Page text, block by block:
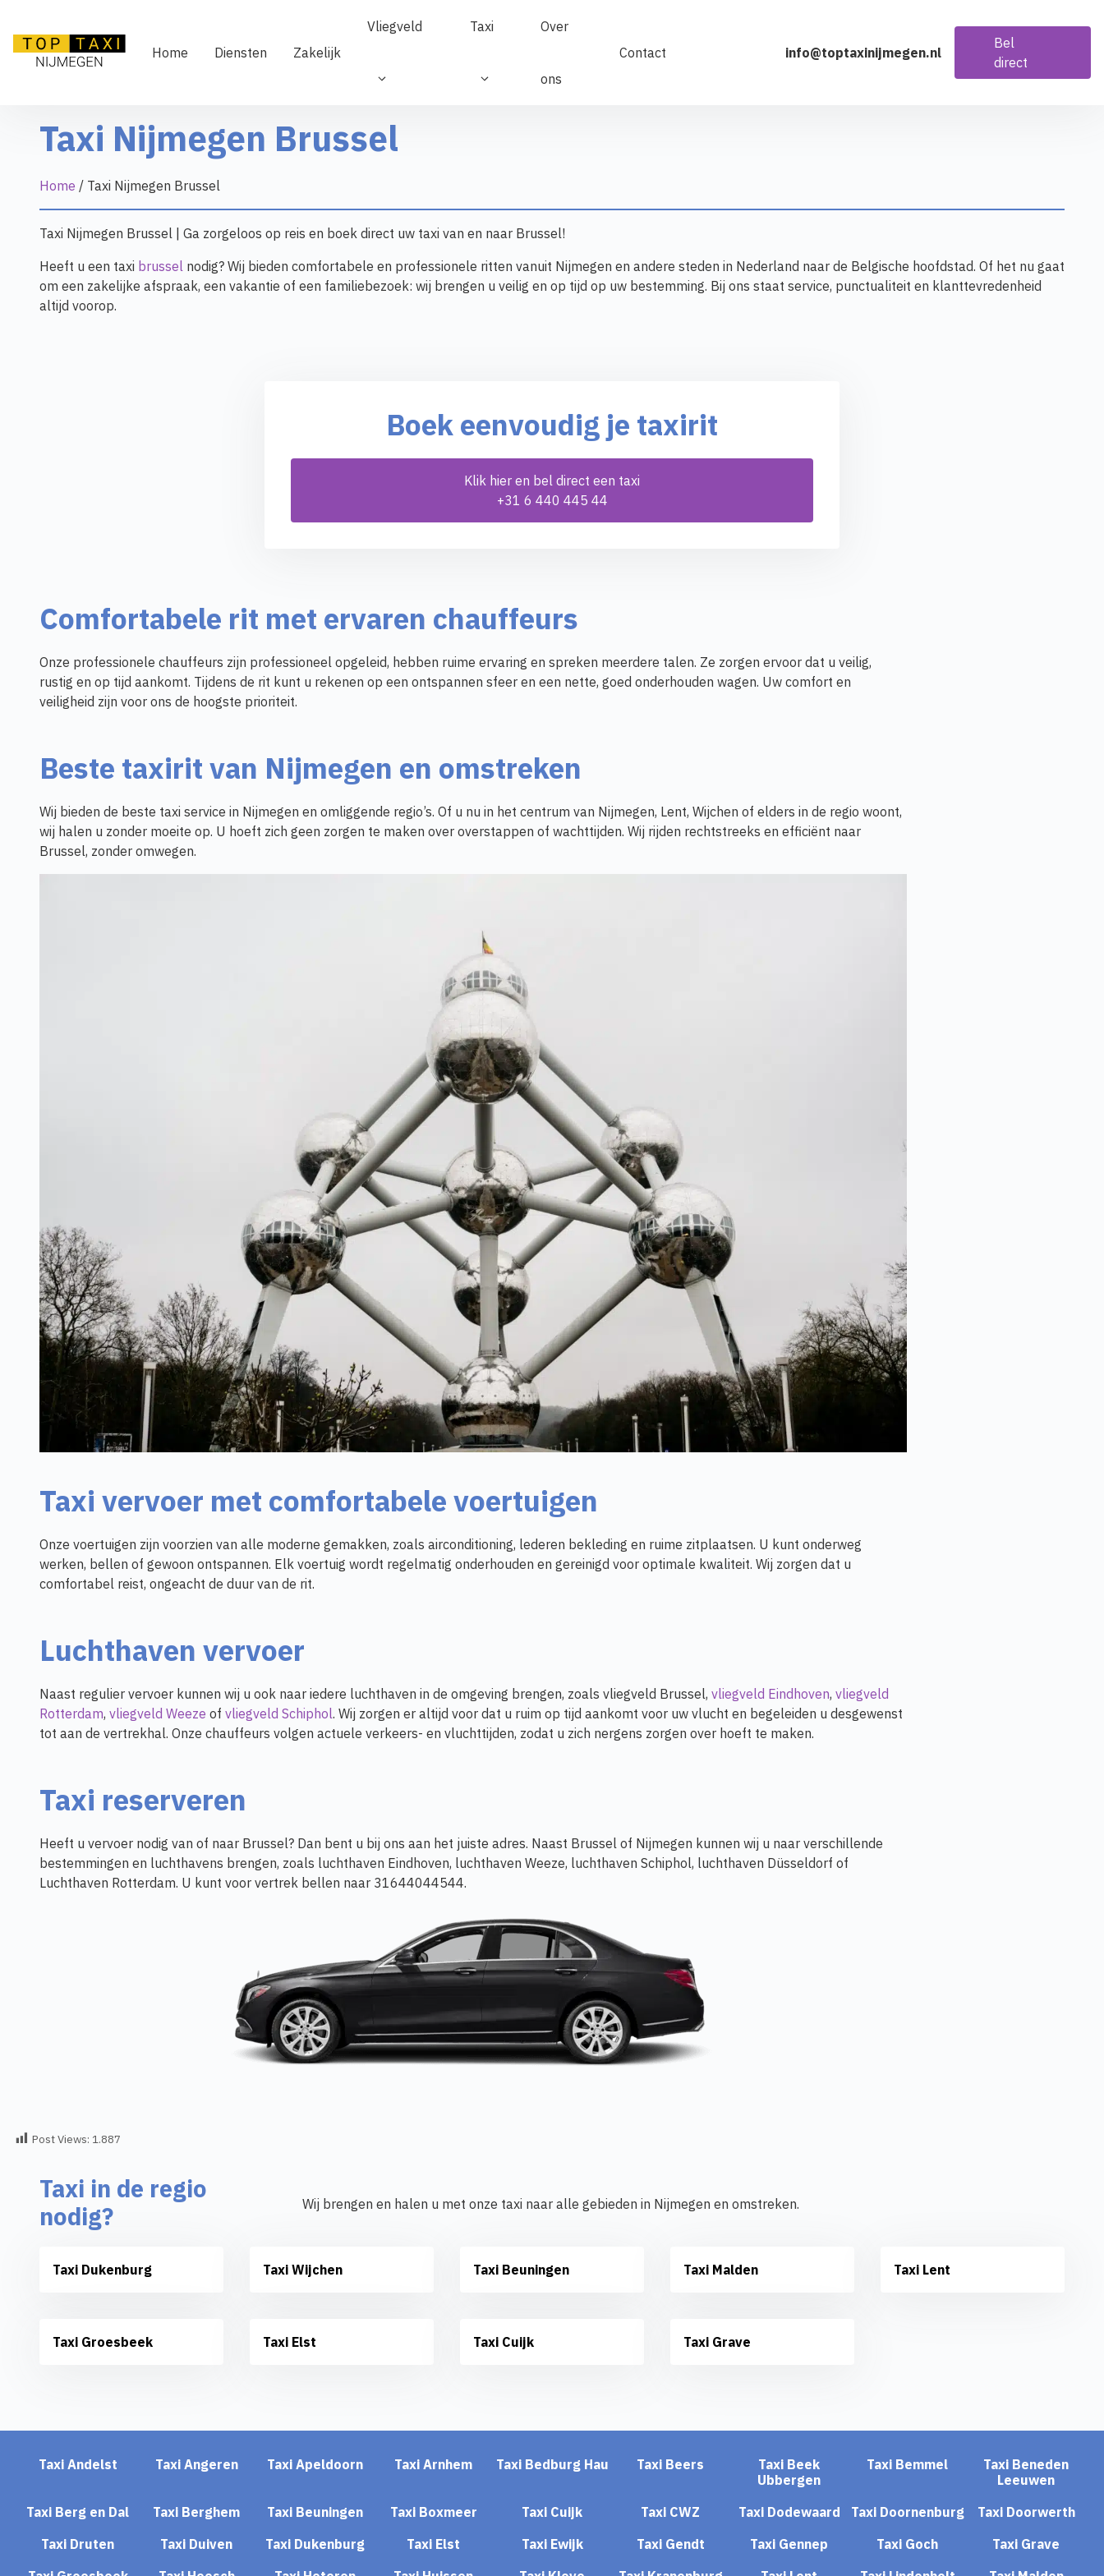
de
inhoud
Home Diensten Zakelijk
Vliegveld Taxi Over
ons
Contact info@toptaxinijmegen.nl
Bel
direct
Taxi Nijmegen Brussel
Home / Taxi Nijmegen Brussel
Taxi Nijmegen Brussel | Ga zorgeloos op reis en boek direct uw taxi van en naar Brussel!
Heeft u een taxi brussel nodig? Wij bieden comfortabele en professionele ritten vanuit Nijmegen en andere steden in Nederland naar de Belgische hoofdstad. Of het nu gaat
om een zakelijke afspraak, een vakantie of een familiebezoek: wij brengen u veilig en op tijd op uw bestemming. Bij ons staat service, punctualiteit en klanttevredenheid
altijd voorop.
Boek eenvoudig je taxirit
Klik hier en bel direct een taxi
+31 6 440 445 44
Comfortabele rit met ervaren chauffeurs
Onze professionele chauffeurs zijn professioneel opgeleid, hebben ruime ervaring en spreken meerdere talen. Ze zorgen ervoor dat u veilig,
rustig en op tijd aankomt. Tijdens de rit kunt u rekenen op een ontspannen sfeer en een nette, goed onderhouden wagen. Uw comfort en
veiligheid zijn voor ons de hoogste prioriteit.
Beste taxirit van Nijmegen en omstreken
Wij bieden de beste taxi service in Nijmegen en omliggende regio’s. Of u nu in het centrum van Nijmegen, Lent, Wijchen of elders in de regio woont,
wij halen u zonder moeite op. U hoeft zich geen zorgen te maken over overstappen of wachttijden. Wij rijden rechtstreeks en efficiënt naar
Brussel, zonder omwegen.
Taxi vervoer met comfortabele voertuigen
Onze voertuigen zijn voorzien van alle moderne gemakken, zoals airconditioning, lederen bekleding en ruime zitplaatsen. U kunt onderweg
werken, bellen of gewoon ontspannen. Elk voertuig wordt regelmatig onderhouden en gereinigd voor optimale kwaliteit. Wij zorgen dat u
comfortabel reist, ongeacht de duur van de rit.
Luchthaven vervoer
Naast regulier vervoer kunnen wij u ook naar iedere luchthaven in de omgeving brengen, zoals vliegveld Brussel, vliegveld Eindhoven, vliegveld
Rotterdam, vliegveld Weeze of vliegveld Schiphol. Wij zorgen er altijd voor dat u ruim op tijd aankomt voor uw vlucht en begeleiden u desgewenst
tot aan de vertrekhal. Onze chauffeurs volgen actuele verkeers- en vluchttijden, zodat u zich nergens zorgen over hoeft te maken.
Taxi reserveren
Heeft u vervoer nodig van of naar Brussel? Dan bent u bij ons aan het juiste adres. Naast Brussel of Nijmegen kunnen wij u naar verschillende
bestemmingen en luchthavens brengen, zoals luchthaven Eindhoven, luchthaven Weeze, luchthaven Schiphol, luchthaven Düsseldorf of
Luchthaven Rotterdam. U kunt voor vertrek bellen naar 31644044544.
Taxi in de regio
nodig?
Wij brengen en halen u met onze taxi naar alle gebieden in Nijmegen en omstreken.
Taxi Dukenburg Taxi Wijchen Taxi Beuningen Taxi Malden Taxi Lent
Taxi Groesbeek Taxi Elst Taxi Cuijk Taxi Grave
Post Views: 1.887
Taxi Andelst Taxi Angeren Taxi Apeldoorn Taxi Arnhem Taxi Bedburg Hau Taxi Beers
Taxi Beek
Ubbergen
Taxi Bemmel
Taxi Beneden
Leeuwen
Taxi Berg en Dal
Taxi Berghem Taxi Beuningen Taxi Boxmeer Taxi Cuijk Taxi CWZ Taxi Dodewaard Taxi Doornenburg
Taxi Doorwerth
Taxi Druten
Taxi Duiven Taxi Dukenburg Taxi Elst Taxi Ewijk Taxi Gendt Taxi Gennep Taxi Goch
Taxi Grave